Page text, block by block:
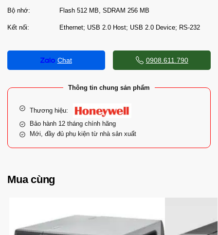
Bộ nhớ: Flash 512 MB, SDRAM 256 MB
Kết nối: Ethernet; USB 2.0 Host; USB 2.0 Device; RS-232
Chat 0908.611.790
Thông tin chung sản phẩm
Thương hiệu:
Bảo hành 12 tháng chính hãng
Mới, đầy đủ phụ kiện từ nhà sản xuất
Mua cùng